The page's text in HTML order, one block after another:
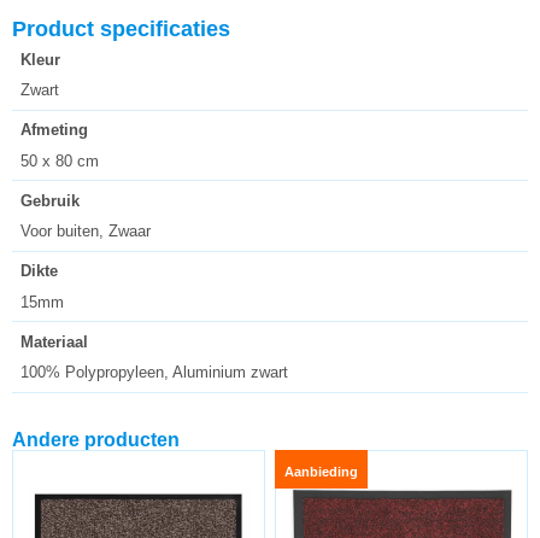
Product specificaties
Kleur
Zwart
Afmeting
50 x 80 cm
Gebruik
Voor buiten, Zwaar
Dikte
15mm
Materiaal
100% Polypropyleen, Aluminium zwart
Andere producten
Aanbieding